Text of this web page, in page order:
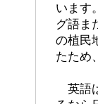
います
グ語ま
の植民
たため
英語